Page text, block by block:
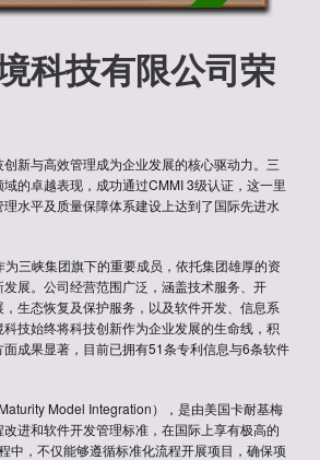
科技有限公司荣
新与高效管理成为企业发展的核心驱动力。三
的卓越表现，成功通过CMMI 3级认证，这一里
水平及质量保障体系建设上达到了国际先进水
三峡集团旗下的重要成员，依托集团雄厚的资
展。公司经营范围广泛，涵盖技术服务、开
生态恢复及保护服务，以及软件开发、信息系
技始终将科技创新作为企业发展的生命线，积
成果显著，目前已拥有51条专利信息与6条软件
Model Integration），是由美国卡耐基梅
进和软件开发管理标准，在国际上享有极高的
中，不仅能够遵循标准化流程开展项目，确保项